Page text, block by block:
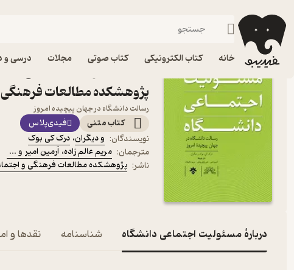
خانه کتاب الکترونیکی کتاب صوتی مجلات درسی و
فیدیبو کتاب درسی، کتاب کمک درسی
پژوهشکده مطالعات فرهنگی
رسالت دانشگاه در جهان پیچیده امروز
کتاب متنی
فیدی‌پلاس
نویسندگان: و دیگران، درک کی بوک
مترجمان: مریم عالم زاده، آرمین امیر و ...
ناشر: پژوهشکده مطالعات فرهنگی و
دربارۀ مسئولیت اجتماعی دانشگاه شناسنامه نقدها و